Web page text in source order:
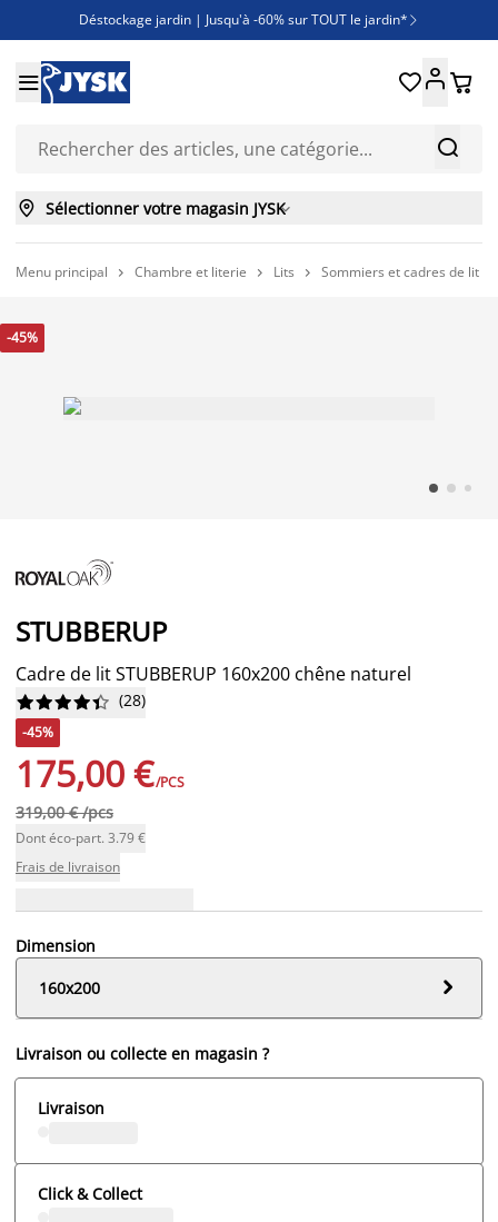
Déstockage jardin | Jusqu'à -60% sur TOUT le jardin* 
Jusqu'à -50% sur une sélection literie
Découvrez les nouveautés de la collection


 
 Sélectionner votre magasin JYSK
Menu principal  Chambre et literie  Lits  Sommiers et cadres de lit
-45%
STUBBERUP
Cadre de lit STUBBERUP 160x200 chêne naturel





 (28)
-45%
175,00 €/PCS
319,00 € /pcs
Dont éco-part. 3.79 €
Frais de livraison
Dimension
160x200

Livraison ou collecte en magasin ?
Livraison
Click & Collect